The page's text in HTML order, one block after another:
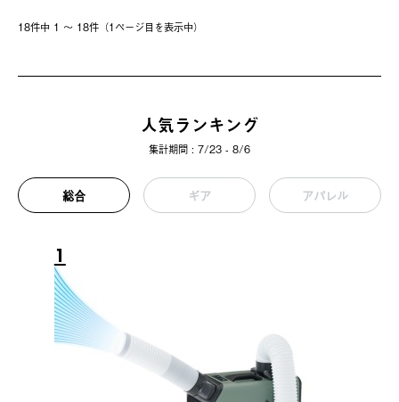
18件中 1 〜 18件（1ページ⽬を表⽰中）
人気ランキング
集計期間 : 7/23 - 8/6
総合 ギア アパレル
1